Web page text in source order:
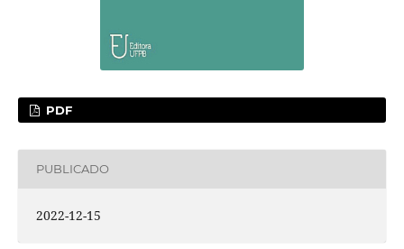
PDF
PUBLICADO
2022-12-15